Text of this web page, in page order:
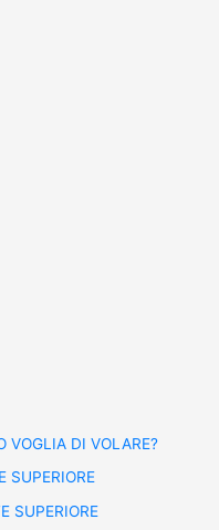
VOGLIA DI VOLARE?
SUPERIORE
SUPERIORE